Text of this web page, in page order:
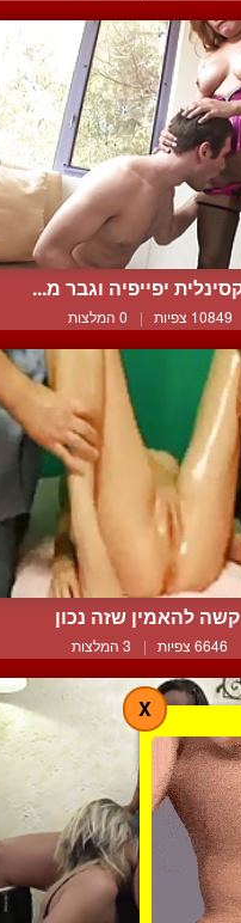
יפייפיה וגבר מ...
10849 צפיות | 0 המלצות
קשה להאמין שזה נכון
6646 צפיות | 3 המלצות
X